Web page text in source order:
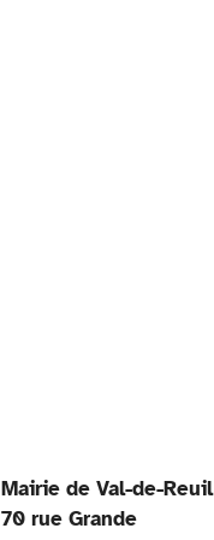
Mairie de Val-de-Reuil
70 rue Grande